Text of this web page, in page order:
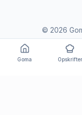
© 2026
Goma Opskrifter